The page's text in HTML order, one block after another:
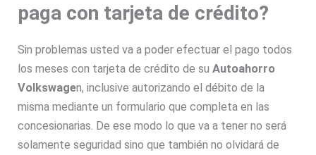
paga con tarjeta de crédito?
Sin problemas usted va a poder efectuar el pago todos
los meses con tarjeta de crédito de suAutoahorro
Volkswagen, inclusive autorizando el débito de la
misma mediante un formulario que completa en las
concesionarias. De ese modo lo que va a tener no será
solamente seguridad sino que también no olvidará de